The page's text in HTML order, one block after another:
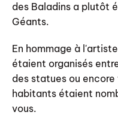
des Baladins a plutôt
Géants.
En hommage à
étaient organisés
des statues ou
habitants étaient
vous.